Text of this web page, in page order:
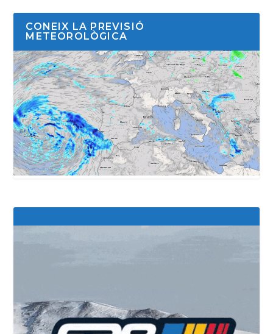
CONEIX LA PREVISIÓ
METEOROLÒGICA